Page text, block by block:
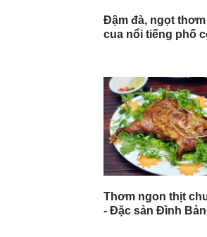
Đậm đà, ngọt
cua nổi tiếng phố
Thơm ngon thịt
- Đặc sản Đình